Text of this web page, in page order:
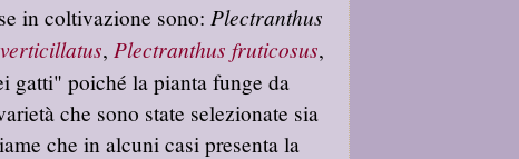
in coltivazione sono: Plectranthus
, Plectranthus fruticosus,
gatti" poiché la pianta funge da
che sono state selezionate sia
che in alcuni casi presenta la